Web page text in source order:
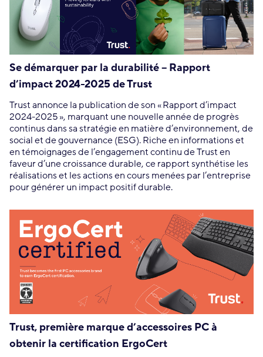
Se démarquer par la durabilité – Rapport
d’impact 2024-2025 de Trust
Trust annonce la publication de son « Rapport d’impact
2024-2025 », marquant une nouvelle année de progrès
continus dans sa stratégie en matière d’environnement, de
social et de gouvernance (ESG). Riche en informations et
en témoignages de l’engagement continu de Trust en
faveur d’une croissance durable, ce rapport synthétise les
réalisations et les actions en cours menées par l’entreprise
pour générer un impact positif durable.
Trust, première marque d’accessoires PC à
obtenir la certification ErgoCert